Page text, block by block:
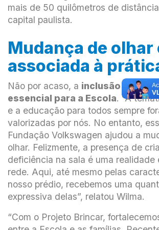
mais de 50 quilômetros de
capital paulista.
Mudança de olhar
associada à
Não por acaso, a inclusão é um
essencial para a Escola. “A
e a educação para todos sempre
valorizadas por nós. No entanto,
Fundação Volkswagen ajudou a
olhar. Felizmente, a presença de
deficiência na sala é uma realidade
rede. Aqui, até mesmo pelas
nosso prédio, recebemos uma
expressiva delas”, relatou Wilma.
“Com o Projeto Brincar,